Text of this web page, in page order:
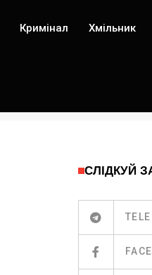
Кримінал Хмільник
СЛІДКУЙ